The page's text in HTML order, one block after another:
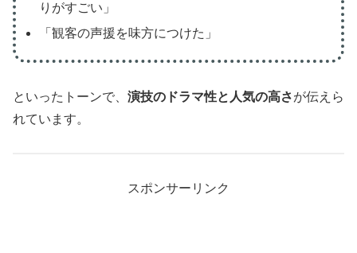
りがすごい」
「観客の声援を味方につけた」
といったトーンで、 演技のドラマ性と人気の高さが伝えら
れています。
スポンサーリンク